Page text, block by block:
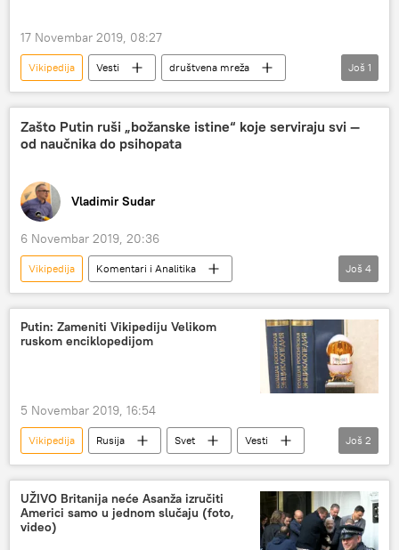
17 Novembar 2019, 08:27
Vikipedija Vesti
društvena mreža
Društvo
Još 1
Zašto Putin ruši „božanske istine“ koje serviraju svi —
od naučnika do psihopata
Vladimir Sudar
6 Novembar 2019, 20:36
Vikipedija
Komentari i Analitika
Analize i mišljenja
Politika
Vesti
Vladimir Putin
Još 4
Putin: Zameniti Vikipediju Velikom
ruskom enciklopedijom
5 Novembar 2019, 16:54
Vikipedija Rusija Svet
Vesti
ruski jezik
enciklopedija
Još 2
UŽIVO Britanija neće Asanža izručiti
Americi samo u jednom slučaju (foto,
video)